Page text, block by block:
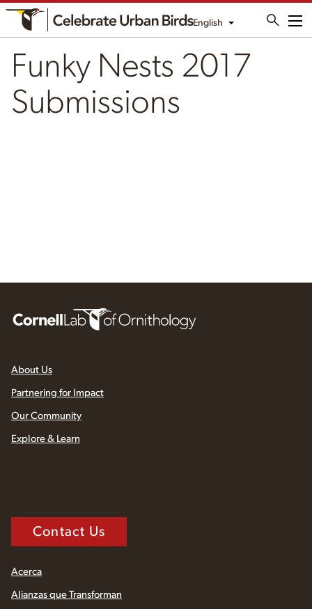
English
Funky Nests 2017
Submissions
About Us
Partnering for Impact
Our Community
Explore & Learn
Contact Us
Acerca
Alianzas que Transforman